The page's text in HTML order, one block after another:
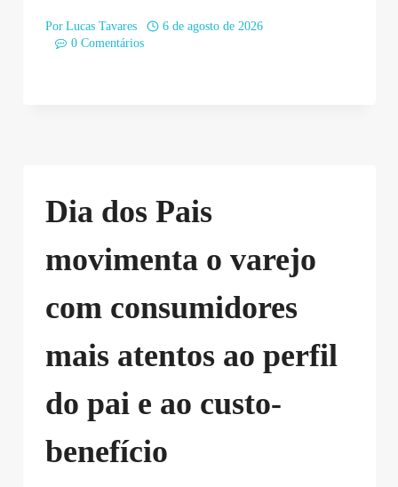
Por Lucas Tavares
6 de agosto de 2026
0 Comentários
Dia dos Pais
movimenta o varejo
com consumidores
mais atentos ao perfil
do pai e ao custo-
benefício